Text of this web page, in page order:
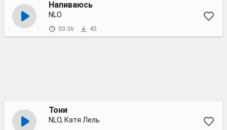
Напиваюсь
NLO
00:36 45
Тони
NLO, Катя Лель